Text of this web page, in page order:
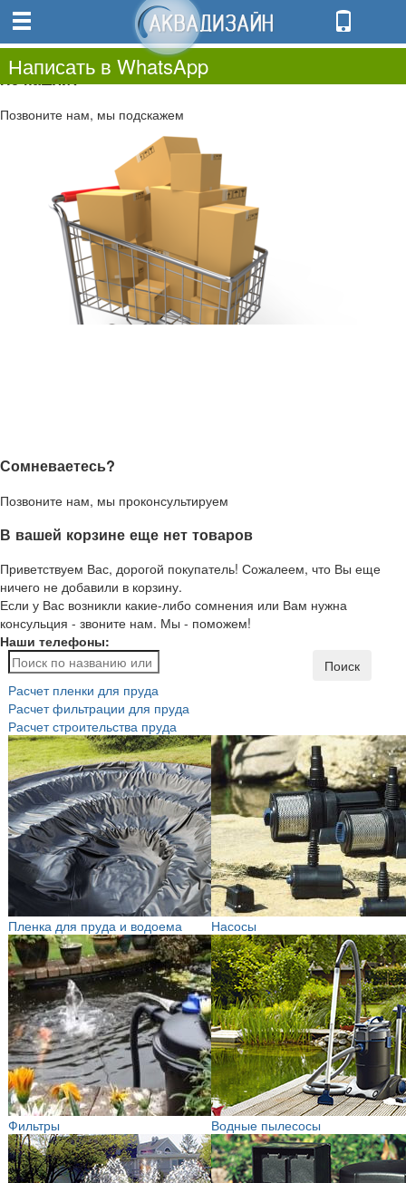
0.00
0
Не нашли?
Позвоните нам, мы подскажем
Сомневаетесь?
Позвоните нам, мы проконсультируем
В вашей корзине еще нет товаров
Приветствуем Вас, дорогой покупатель! Сожалеем, что Вы еще
ничего не добавили в корзину.
Если у Вас возникли какие-либо сомнения или Вам нужна
консульция - звоните нам. Мы - поможем!
Наши телефоны:
Написать в WhatsApp
Поиск
Расчет пленки для пруда
Расчет фильтрации для пруда
Расчет строительства пруда
Пленка для пруда и водоема Насосы
Фильтры Водные пылесосы